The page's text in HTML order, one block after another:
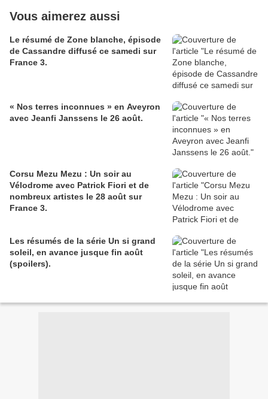
Vous aimerez aussi
Le résumé de Zone blanche, épisode
de Cassandre diffusé ce samedi sur
France 3.
« Nos terres inconnues » en Aveyron
avec Jeanfi Janssens le 26 août.
Corsu Mezu Mezu : Un soir au
Vélodrome avec Patrick Fiori et de
nombreux artistes le 28 août sur
France 3.
Les résumés de la série Un si grand
soleil, en avance jusque fin août
(spoilers).